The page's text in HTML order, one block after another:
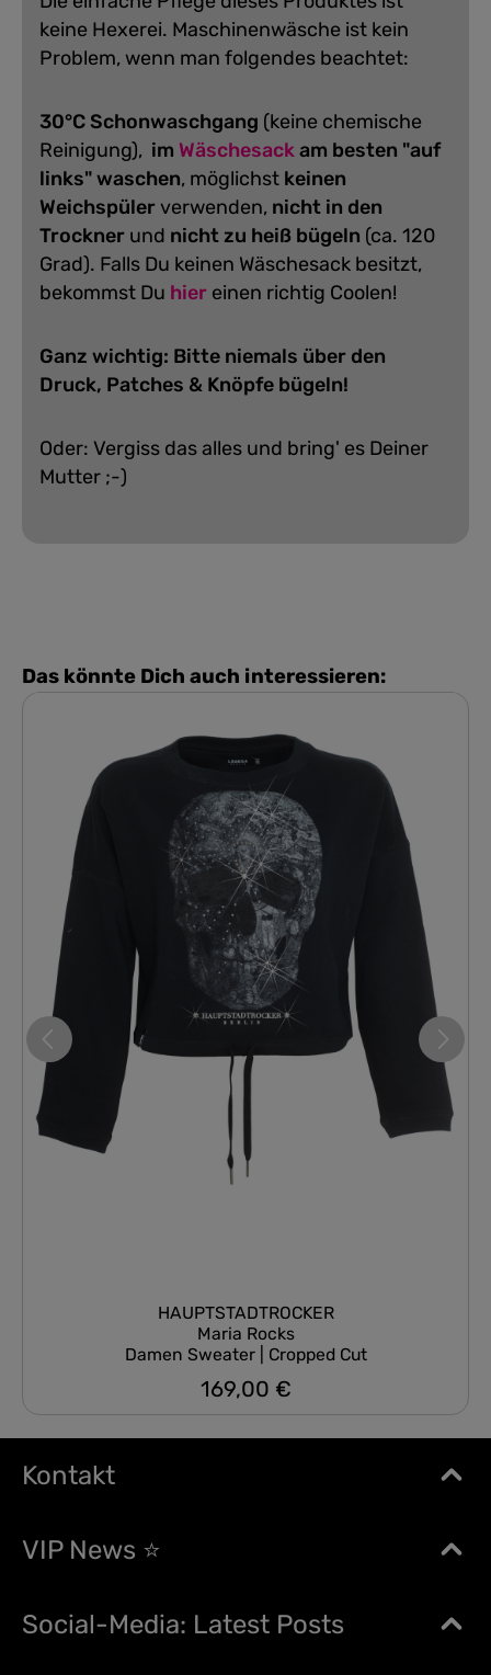
keine Hexerei. Maschinenwäsche ist kein
Problem, wenn man folgendes beachtet:
30°C Schonwaschgang (keine chemische
Reinigung), im Wäschesackam besten "auf
links" waschen, möglichst keinen
Weichspülerverwenden, nicht in den
Trockner und nicht zu heiß bügeln (ca. 120
Grad). Falls Du keinen Wäschesack besitzt,
bekommst Du hier einen richtig Coolen!
Ganz wichtig: Bitte niemals über den
Druck, Patches & Knöpfe bügeln!
Oder: Vergiss das alles und bring' es Deiner
Mutter ;-)
Das könnte Dich auch interessieren:
HAUPTSTADTROCKER
Maria Rocks
Damen Sweater | Cropped Cut
Regulärer Preis:
169,00 €
Kontakt
VIP News ⭐
Social-Media: Latest Posts